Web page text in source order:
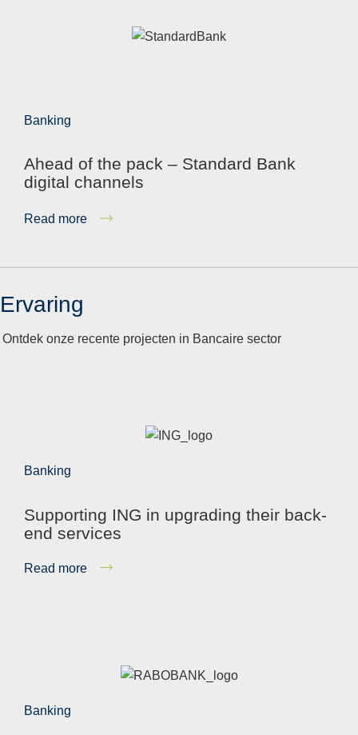
Banking
Ahead of the pack – Standard Bank
digital channels
Read more
Ervaring
Ontdek onze recente projecten in Bancaire sector
Banking
Supporting ING in upgrading their back-
end services
Read more
Banking